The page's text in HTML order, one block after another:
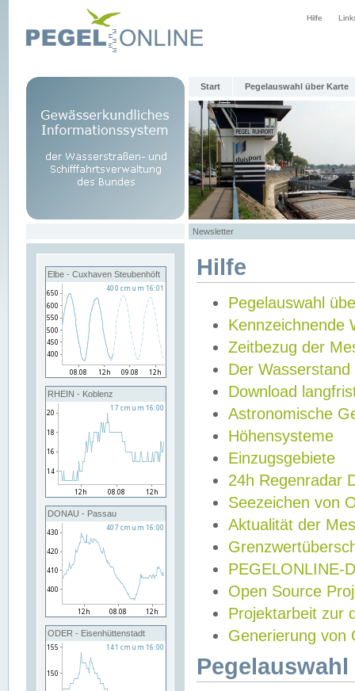
Hilfe
Start Pegelauswahl über Karte
Newsletter
Elbe - Cuxhaven Steubenhöft
RHEIN - Koblenz
DONAU - Passau
ODER - Eisenhüttenstadt
Hilfe
Pegelauswahl
Kennzeichnende
Zeitbezug der
Der Wasserstand
Download
Astronomische
Höhensysteme
Einzugsgebiete
24h Regenradar
Seezeichen von
Aktualität der
PEGELONLINE-
Open Source
Projektarbeit zur
Generierung von